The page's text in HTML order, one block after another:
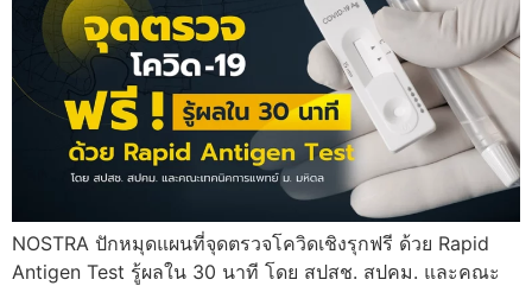
NOSTRA ปักหมุดแผนที่จุดตรวจโควิดเชิงรุกฟรี ด้วย Rapid
Antigen Test รู้ผลใน 30 นาที โดย สปสช. สปคม. และคณะ